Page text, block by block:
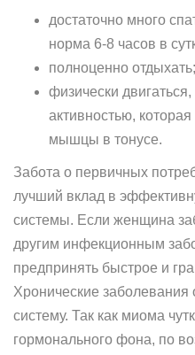
достаточно много
норма 6-8 часов в
полноценно отдыхать;
физически
активностью,
мышцы в тонусе.
Забота о первичных
лучший вклад в
системы. Если женщина
другим инфекционным
предпринять быстрое и
Хронические
систему. Так как миома
гормонального фона, по